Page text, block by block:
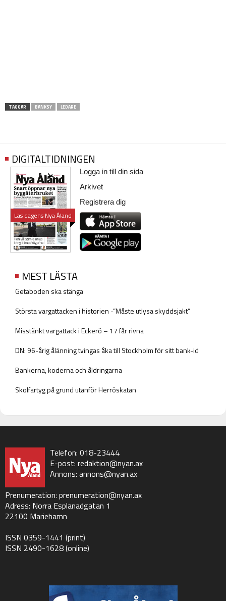
TAGGAR BANKSY LEDARE
DIGITALTIDNINGEN
Läs dagens Nya Åland
Logga in till din sida
Arkivet
Registrera dig
MEST LÄSTA
Getaboden ska stänga
Största vargattacken i historien -”Måste utlysa skyddsjakt”
Misstänkt vargattack i Eckerö – 17 får rivna
DN: 96-årig ålänning tvingas åka till Stockholm för sitt bank-id
Bankerna, koderna och åldringarna
Skolfartyg på grund utanför Herröskatan
Telefon: 018-23444
E-post: redaktion@nyan.ax
Annons: annons@nyan.ax
Prenumeration: prenumeration@nyan.ax
Adress: Norra Esplanadgatan 1
22100 Mariehamn
ISSN 0359-1441 (print)
ISSN 2490-1628 (online)